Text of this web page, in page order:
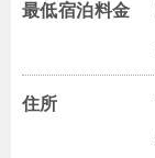
最低宿泊料金
住所